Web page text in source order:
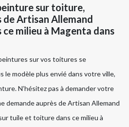
sur toiture,
de Artisan Allemand
milieu à Magenta dans
sur vos toitures se
le modèle plus envié dans votre ville,
N’hésitez pas à demander votre
demande auprès de Artisan Allemand
tuile et toiture dans ce milieu à